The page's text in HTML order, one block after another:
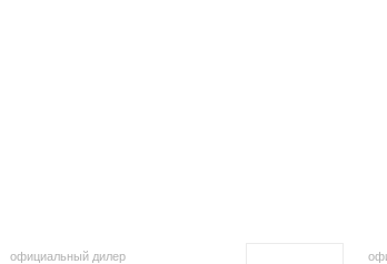
официальный дилер